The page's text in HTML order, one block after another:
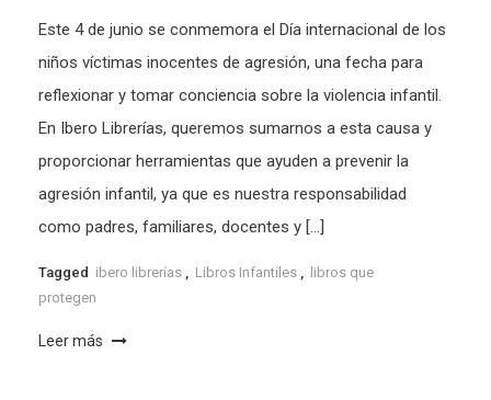
Este 4 de junio se conmemora el Día internacional de los
niños víctimas inocentes de agresión, una fecha para
reflexionar y tomar conciencia sobre la violencia infantil.
En Ibero Librerías, queremos sumarnos a esta causa y
proporcionar herramientas que ayuden a prevenir la
agresión infantil, ya que es nuestra responsabilidad
como padres, familiares, docentes y […]
Tagged ibero librerías Libros Infantiles
libros que
protegen
Leer más